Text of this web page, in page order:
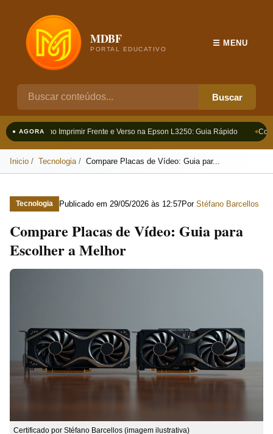
MDBF
PORTAL EDUCATIVO
Buscar
☰ MENU
● AGORAComo Imprimir Frente e Verso na Epson L3250: Guia Rápido
Inicio Tecnologia Compare Placas de Vídeo: Guia par...
Tecnologia Publicado em 29/05/2026 às 12:57Por Stéfano Barcellos
Compare Placas de Vídeo: Guia para
Escolher a Melhor
Certificado por Stéfano Barcellos (imagem ilustrativa)